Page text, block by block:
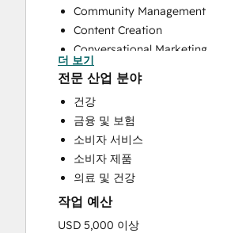
Community Management
Content Creation
Conversational Marketing
CRM Implementation
CRM Migration
Customer Marketing
Customer Success Training
Customer Support Training
Customer Survey and Analysis
Email Marketing
Full Inbound Marketing Services
Help Desk Implementation
더 보기
전문 산업 분야
건강
금융 및 보험
소비자 서비스
소비자 제품
의료 및 건강
작업 예산
USD 5,000 이상